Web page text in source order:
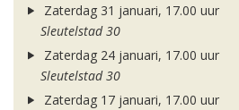
Zaterdag 31 januari, 17.00 uur
Sleutelstad 30
Zaterdag 24 januari, 17.00 uur
Sleutelstad 30
Zaterdag 17 januari, 17.00 uur